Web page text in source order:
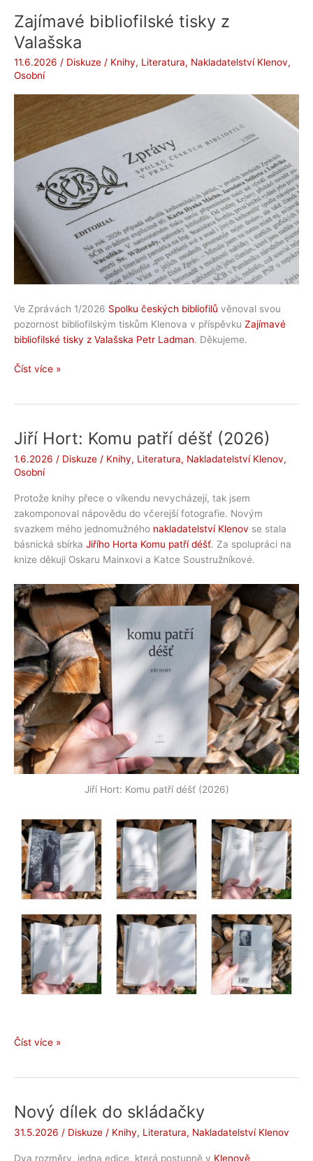
tátu
viset
na
provaze
v
naproti
(2026)
Zajímavé bibliofilské tisky z
Valašska
11.6.2026 / Diskuze / Knihy, Literatura, Nakladatelství Klenov,
Osobní
Ve Zprávách 1/2026 Spolku českých bibliofilů věnoval svou
pozornost bibliofilským tiskům Klenova v příspěvku Zajímavé
bibliofilské tisky z Valašska Petr Ladman. Děkujeme.
Zajímavé
Valašska
Číst více »
Jiří Hort: Komu patří déšť (2026)
1.6.2026 / Diskuze / Knihy, Literatura, Nakladatelství Klenov,
Osobní
Protože knihy přece o víkendu nevycházejí, tak jsem
zakomponoval nápovědu do včerejší fotografie. Novým
svazkem mého jednomužného nakladatelství Klenov se stala
básnická sbírka Jiřího Horta Komu patří déšť. Za spolupráci na
knize děkuji Oskaru Mainxovi a Katce Soustružníkové.
Jiří Hort: Komu patří déšť (2026)
Jiří
déšť
(2026)
Číst více »
Nový dílek do skládačky
31.5.2026 / Diskuze / Knihy, Literatura, Nakladatelství Klenov
Dva rozměry, jedna edice, která postupně v Klenově